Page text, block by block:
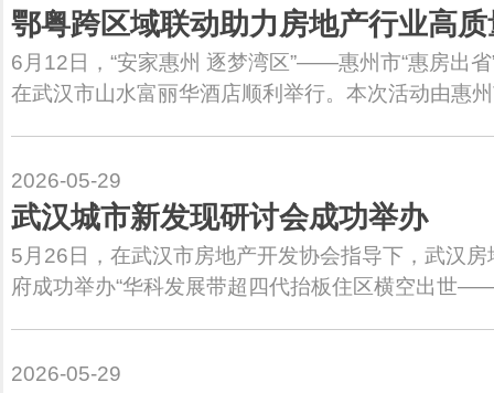
鄂粤跨区域联动助力房地产行业高
6月12日，“安家惠州 逐梦湾区”——惠州市“惠房出
在武汉市山水富丽华酒店顺利举行。本次活动由惠
2026-05-29
武汉城市新发现研讨会成功举办
5月26日，在武汉市房地产开发协会指导下，武汉
府成功举办“华科发展带超四代抬板住区横空出世
2026-05-29